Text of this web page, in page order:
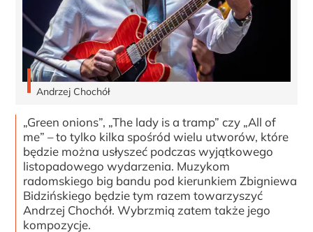
Andrzej Chochół
„Green onions”, „The lady is a tramp” czy „All of
me” – to tylko kilka spośród wielu utworów, które
będzie można usłyszeć podczas wyjątkowego
listopadowego wydarzenia. Muzykom
radomskiego big bandu pod kierunkiem Zbigniewa
Bidzińskiego będzie tym razem towarzyszyć
Andrzej Chochół. Wybrzmią zatem także jego
kompozycje.